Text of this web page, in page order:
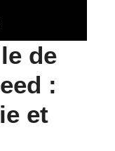
de
:
et